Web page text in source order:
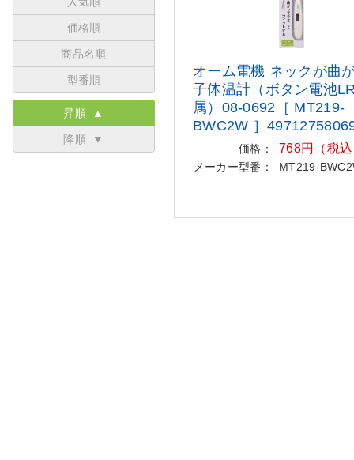
オーム電機 ネックが曲
子体温計（ボタン電池
属）08-0692［ MT219-
BWC2W ］
価格： 768円（税
メーカー型番： MT219-
価格順
商品名順
型番順
昇順 ▲
降順 ▼